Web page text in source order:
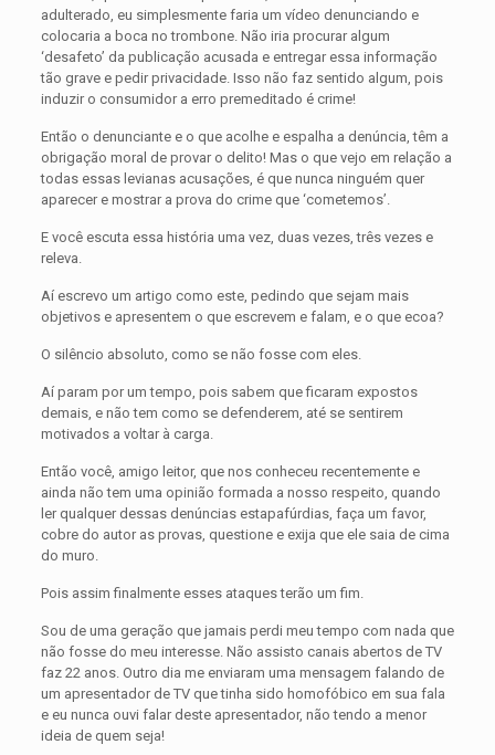
adulterado, eu simplesmente faria um vídeo denunciando e
colocaria a boca no trombone. Não iria procurar algum
‘desafeto’ da publicação acusada e entregar essa informação
tão grave e pedir privacidade. Isso não faz sentido algum, pois
induzir o consumidor a erro premeditado é crime!
Então o denunciante e o que acolhe e espalha a denúncia, têm a
obrigação moral de provar o delito! Mas o que vejo em relação a
todas essas levianas acusações, é que nunca ninguém quer
aparecer e mostrar a prova do crime que ‘cometemos’.
E você escuta essa história uma vez, duas vezes, três vezes e
releva.
Aí escrevo um artigo como este, pedindo que sejam mais
objetivos e apresentem o que escrevem e falam, e o que ecoa?
O silêncio absoluto, como se não fosse com eles.
Aí param por um tempo, pois sabem que ficaram expostos
demais, e não tem como se defenderem, até se sentirem
motivados a voltar à carga.
Então você, amigo leitor, que nos conheceu recentemente e
ainda não tem uma opinião formada a nosso respeito, quando
ler qualquer dessas denúncias estapafúrdias, faça um favor,
cobre do autor as provas, questione e exija que ele saia de cima
do muro.
Pois assim finalmente esses ataques terão um fim.
Sou de uma geração que jamais perdi meu tempo com nada que
não fosse do meu interesse. Não assisto canais abertos de TV
faz 22 anos. Outro dia me enviaram uma mensagem falando de
um apresentador de TV que tinha sido homofóbico em sua fala
e eu nunca ouvi falar deste apresentador, não tendo a menor
ideia de quem seja!